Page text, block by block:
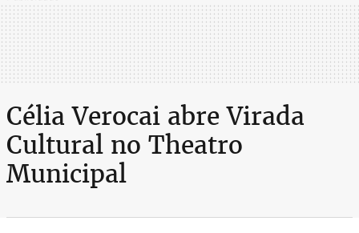
Célia Verocai abre Virada
Cultural no Theatro
Municipal